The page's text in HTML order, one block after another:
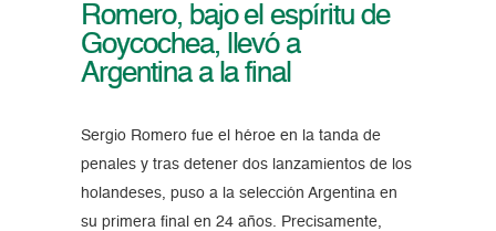
Romero, bajo el espíritu de
Goycochea, llevó a
Argentina a la final
Sergio Romero fue el héroe en la tanda de
penales y tras detener dos lanzamientos de los
holandeses, puso a la selección Argentina en
su primera final en 24 años. Precisamente,